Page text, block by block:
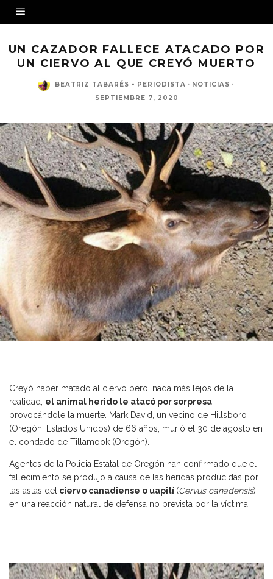
UN CAZADOR FALLECE ATACADO POR
UN CIERVO AL QUE CREYÓ MUERTO
BEATRIZ TABARÉS - PERIODISTA · NOTICIAS ·
SEPTIEMBRE 7, 2020
Creyó haber matado al ciervo pero, nada más lejos de la
realidad, el animal herido le atacó por sorpresa,
provocándole la muerte. Mark David, un vecino de Hillsboro
(Oregón, Estados Unidos) de 66 años, murió el 30 de agosto en
el condado de Tillamook (Oregón).
Agentes de la Policia Estatal de Oregón han confirmado que el
fallecimiento se produjo a causa de las heridas producidas por
las astas del ciervo canadiense o uapití (Cervus canadensis),
en una reacción natural de defensa no prevista por la víctima.